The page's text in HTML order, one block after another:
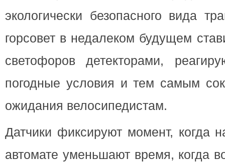
экологически безопасного вида
горсовет в недалеком будущем
светофоров детекторами,
погодные условия и тем самым
ожидания велосипедистам.
Датчики фиксируют момент, когда
автомате уменьшают время, когда